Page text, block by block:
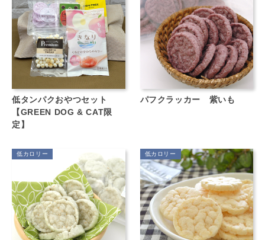
低タンパクおやつセット
【GREEN DOG & CAT限
定】
パフクラッカー 紫いも
低カロリー 低カロリー